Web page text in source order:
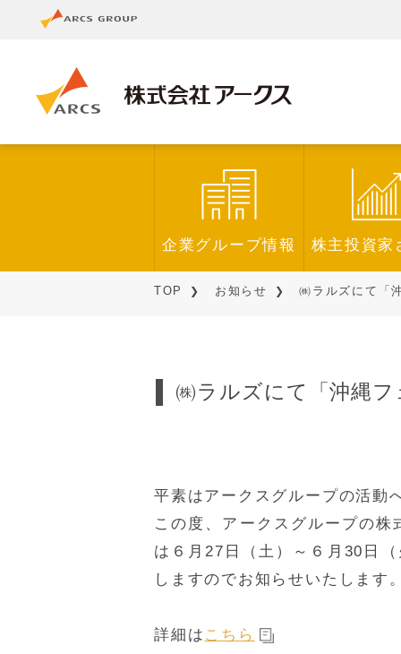
企業グループ情報 株主投資家
TOP お知らせ ㈱ラルズにて「
㈱ラルズにて「沖縄
平素はアークスグループの活動
この度、アークスグループの
は６月27日（土）～６月30日
しますのでお知らせいたします
詳細は こちら